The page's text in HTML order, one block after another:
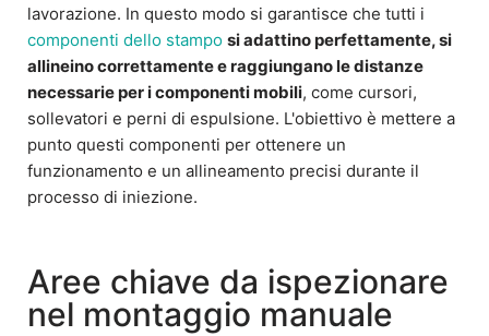
lavorazione. In questo modo si garantisce che tutti i
componenti dello stampo si adattino perfettamente, si
allineino correttamente e raggiungano le distanze
necessarie per i componenti mobili, come cursori,
sollevatori e perni di espulsione. L'obiettivo è mettere a
punto questi componenti per ottenere un
funzionamento e un allineamento precisi durante il
processo di iniezione.
Aree chiave da ispezionare
nel montaggio manuale